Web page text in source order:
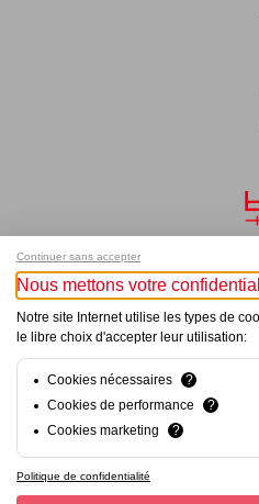
Continuer sans accepter
Nous mettons votre
Notre site Internet utilise les types de
le libre choix d'accepter leur utilisation:
Cookies nécessaires
?
Cookies de performance
?
Cookies marketing
?
Politique de confidentialité